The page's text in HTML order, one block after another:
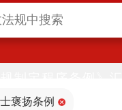
法部官网)同步公布
褒扬条例